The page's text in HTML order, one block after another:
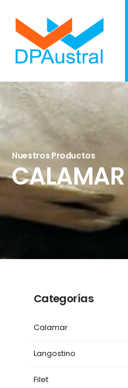
Nuestros Productos
CALAMAR
Categorías
Calamar
Langostino
Filet